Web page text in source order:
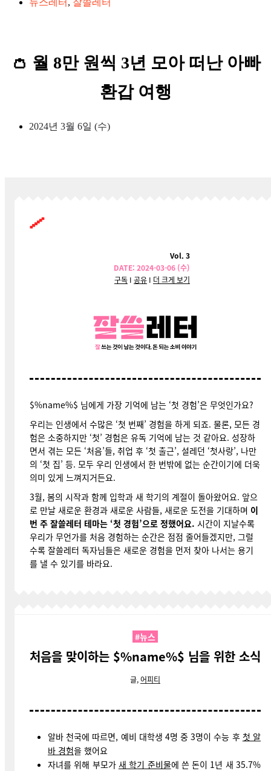
👛 월 8만 원씩 3년 모아 떠난 아빠
환갑 여행
2024년 3월 6일 (수)
Vol. 3
DATE: 2024-03-06 (수)
구독 I 공유 I 더 크게 보기
$%name%$ 님에게 가장 기억에 남는 ‘첫 경험’은 무엇인가요?
우리는 인생에서 수많은 ‘첫 번째’ 경험을 하게 되죠. 물론, 모든 경
험은 소중하지만 ‘첫’ 경험은 유독 기억에 남는 것 같아요. 성장하
면서 겪는 모든 ‘처음’들, 취업 후 ‘첫 출근’, 설레던 ‘첫사랑’, 나만
의 ‘첫 집’ 등. 모두 우리 인생에서 한 번밖에 없는 순간이기에 더욱
의미 있게 느껴지거든요.
3월, 봄의 시작과 함께 입학과 새 학기의 계절이 돌아왔어요. 앞으
로 만날 새로운 환경과 새로운 사람들, 새로운 도전을 기대하며 이
번 주 잘쓸레터 테마는 ‘첫 경험’으로 정했어요. 시간이 지날수록
우리가 무언가를 처음 경험하는 순간은 점점 줄어들겠지만, 그럴
수록 잘쓸레터 독자님들은 새로운 경험을 먼저 찾아 나서는 용기
를 낼 수 있기를 바라요.
#뉴스
처음을 맞이하는 $%name%$ 님을 위한 소식
글,어피티
알바 천국에 따르면, 예비 대학생 4명 중 3명이 수능 후 첫 알
바 경험을 했어요
자녀를 위해 부모가 새 학기 준비물에 쓴 돈이 1년 새 35.7%